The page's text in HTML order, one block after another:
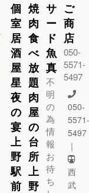
個
室
居
酒
屋
星
夜
の
宴
上
野
駅
前
焼
肉
食
べ
放
題
肉
屋
の
台
所
上
野
サ
ー
ド
魚
真
不
明
の
為
情
報
お
待
ち
ご
商
店
050-
5571-
5497
050-
5497
｜
西
武